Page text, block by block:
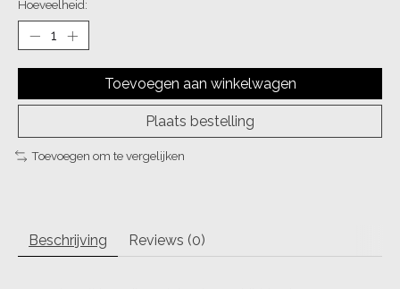
Hoeveelheid:
Toevoegen aan winkelwagen
Plaats bestelling
Toevoegen om te vergelijken
Beschrijving Reviews (0)